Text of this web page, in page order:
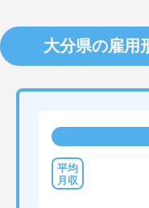
大分県の雇用